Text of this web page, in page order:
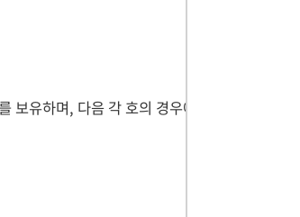
유하며, 다음 각 호의 경우에